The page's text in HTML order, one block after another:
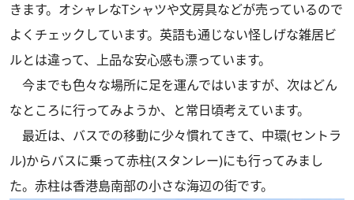
きます。オシャレなTシャツや文房具などが売っているので
よくチェックしています。英語も通じない怪しげな雑居ビ
ルとは違って、上品な安心感も漂っています。
今までも色々な場所に足を運んではいますが、次はどん
なところに行ってみようか、と常日頃考えています。
最近は、バスでの移動に少々慣れてきて、中環(セントラ
ル)からバスに乗って赤柱(スタンレー)にも行ってみまし
た。赤柱は香港島南部の小さな海辺の街です。